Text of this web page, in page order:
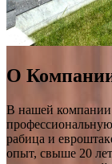
О
В нашей компании
рабица и
опыт, свыше 20